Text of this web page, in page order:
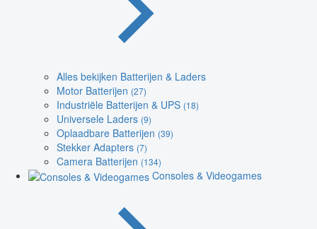
Alles bekijken Batterijen & Laders
Motor Batterijen (27)
Industriële Batterijen & UPS (18)
Universele Laders (9)
Oplaadbare Batterijen (39)
Stekker Adapters (7)
Camera Batterijen (134)
Consoles & Videogames